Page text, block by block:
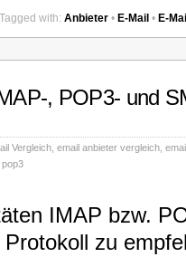
Tagged with: Anbieter • E-Mail • E-
, POP3- und
Vergleich email anbieter vergleich
pop3
IMAP bzw.
zu